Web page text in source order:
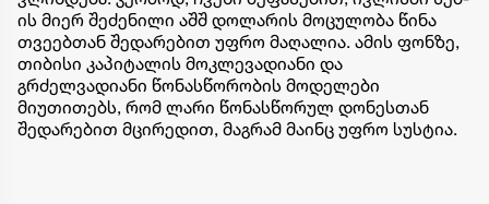
ის მიერ შეძენილი აშშ დოლარის მოცულობა წინა
თვეებთან შედარებით უფრო მაღალია. ამის ფონზე,
თიბისი კაპიტალის მოკლევადიანი და
გრძელვადიანი წონასწორობის მოდელები
მიუთითებს, რომ ლარი წონასწორულ დონესთან
შედარებით მცირედით, მაგრამ მაინც უფრო სუსტია.